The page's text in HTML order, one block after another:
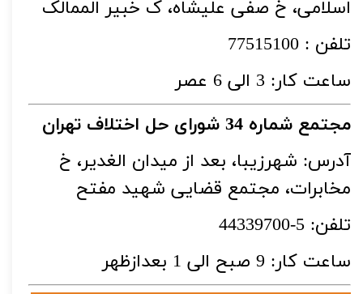
اسلامی، خ صفی علیشاه، ک خبیر الممالک
تلفن : 77515100
ساعت کار: 3 الی 6 عصر
مجتمع شماره 34 شورای حل اختلاف تهران
آدرس: شهرزیبا، بعد از میدان الغدیر، خ
مخابرات، مجتمع قضایی شهید مفتح
تلفن: 5-44339700
ساعت کار: 9 صبح الی 1 بعدازظهر